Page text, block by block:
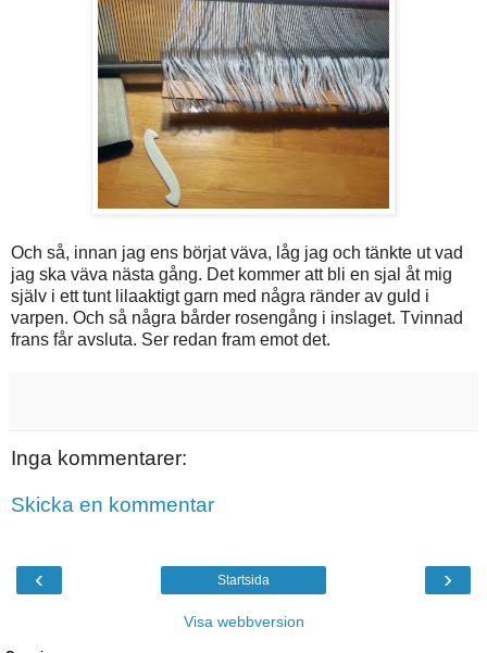
Och så, innan jag ens börjat väva, låg jag och tänkte ut vad
jag ska väva nästa gång. Det kommer att bli en sjal åt mig
själv i ett tunt lilaaktigt garn med några ränder av guld i
varpen. Och så några bårder rosengång i inslaget. Tvinnad
frans får avsluta. Ser redan fram emot det.
Inga kommentarer:
Skicka en kommentar
‹ ›
Startsida
Visa webbversion